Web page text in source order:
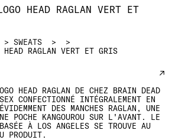
SWEATS
HEAD RAGLAN VERT ET GRIS
HEAD RAGLAN VERT ET
HEAD RAGLAN DE CHEZ BRAIN DEAD
CONFECTIONNÉ INTÉGRALEMENT EN
DES MANCHES RAGLAN, UNE
POCHE KANGOUROU SUR L'AVANT. LE
À LOS ANGELES SE TROUVE AU
PRODUIT.